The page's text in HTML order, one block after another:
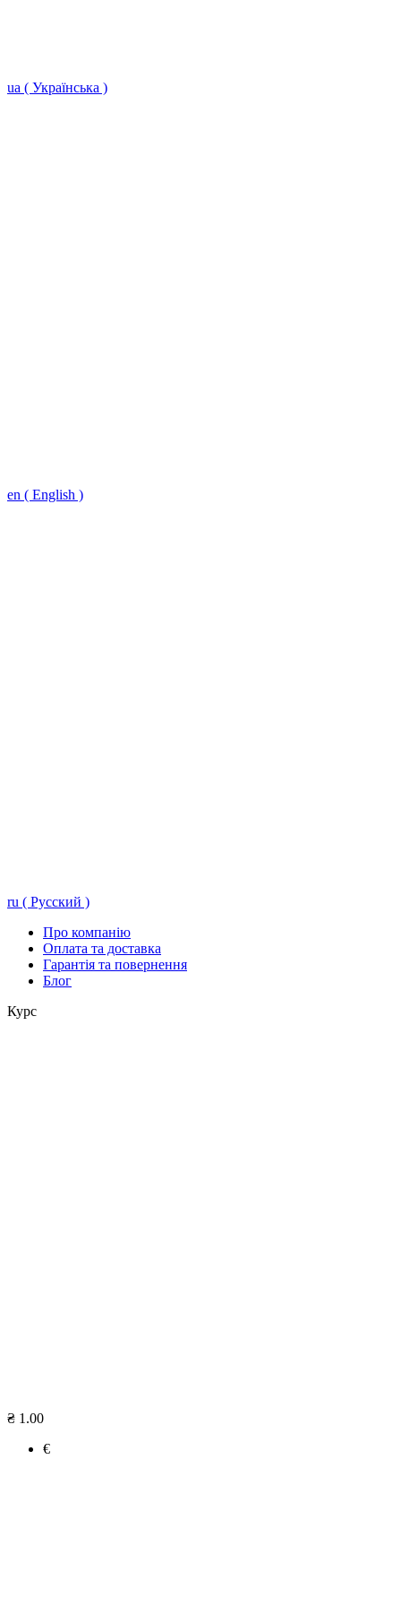
ua ( Українська )
en ( English )
ru ( Русский )
Про компанію
Оплата та доставка
Гарантія та повернення
Блог
Курс
₴ 1.00
€